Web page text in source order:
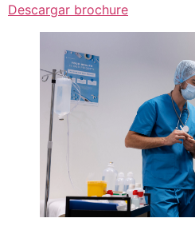
Descargar brochure